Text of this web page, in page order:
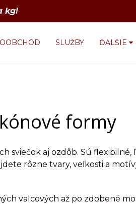
kg!
SLUŽBY ĎALŠIE
formy
sviečok aj ozdôb. Sú
rôzne tvary, veľkosti a
valcových až po zdobené